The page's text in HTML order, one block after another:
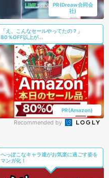
PR(Dreaw合同会
社)
「え、こんなセールやってたの？」
80％OFF以上が...
PR(Amazon)
Recommended by
へっぽこなキャラ達がお気楽に過ごす姿を
マンガ化！